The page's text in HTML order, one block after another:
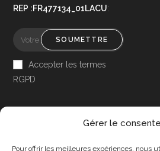
Gérer le
Pour offrir les meilleures expériences, nous
REP :FR477134_01LACU:
SOUMETTRE
Accepter les termes
RGPD